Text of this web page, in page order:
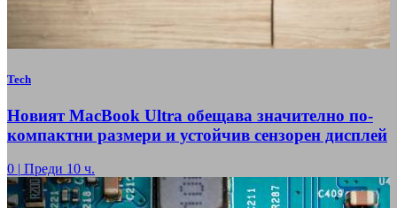
Tech
Новият MacBook Ultra обещава значително по-
компактни размери и устойчив сензорен дисплей
0 Преди 10 ч.